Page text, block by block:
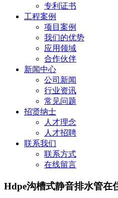
专利证书
工程案例
项目案例
我们的优势
应用领域
合作伙伴
新闻中心
公司新闻
行业资讯
常见问题
招贤纳士
人才理念
人才招聘
联系我们
联系方式
在线留言
Hdpe沟槽式静音排水管在